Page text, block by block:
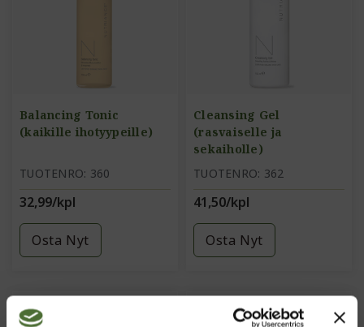
Balancing Tonic
(kaikille ihotyypeille)
TUOTENRO: 360
32,99/kpl
Osta Nyt
Cleansing Gel
(rasvaiselle ja
sekaiholle)
TUOTENRO: 362
41,50/kpl
Osta Nyt